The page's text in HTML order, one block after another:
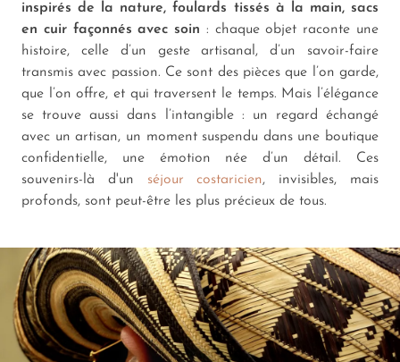
inspirés de la nature, foulards tissés à la main, sacs
en cuir façonnés avec soin : chaque objet raconte une
histoire, celle d’un geste artisanal, d’un savoir-faire
transmis avec passion. Ce sont des pièces que l’on garde,
que l’on offre, et qui traversent le temps. Mais l’élégance
se trouve aussi dans l’intangible : un regard échangé
avec un artisan, un moment suspendu dans une boutique
confidentielle, une émotion née d’un détail. Ces
souvenirs-là d'un séjour costaricien, invisibles, mais
profonds, sont peut-être les plus précieux de tous.